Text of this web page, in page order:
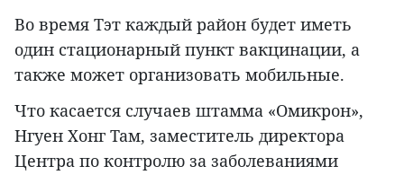
Во время Тэт каждый район будет иметь
один стационарный пункт вакцинации, а
также может организовать мобильные.
Что касается случаев штамма «Омикрон»,
Нгуен Хонг Там, заместитель директора
Центра по контролю за заболеваниями